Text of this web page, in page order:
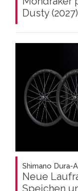
Dusty (2027)
Shimano Dura-
Neue
Speichen